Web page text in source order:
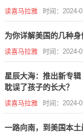
读喜马拉雅 时间：2024-
为你详解美国的几种身
读喜马拉雅 时间：2024-
星辰大海：推出新专
耽误了孩子的长大？
读喜马拉雅 时间：2024-
一路向南，到美国本